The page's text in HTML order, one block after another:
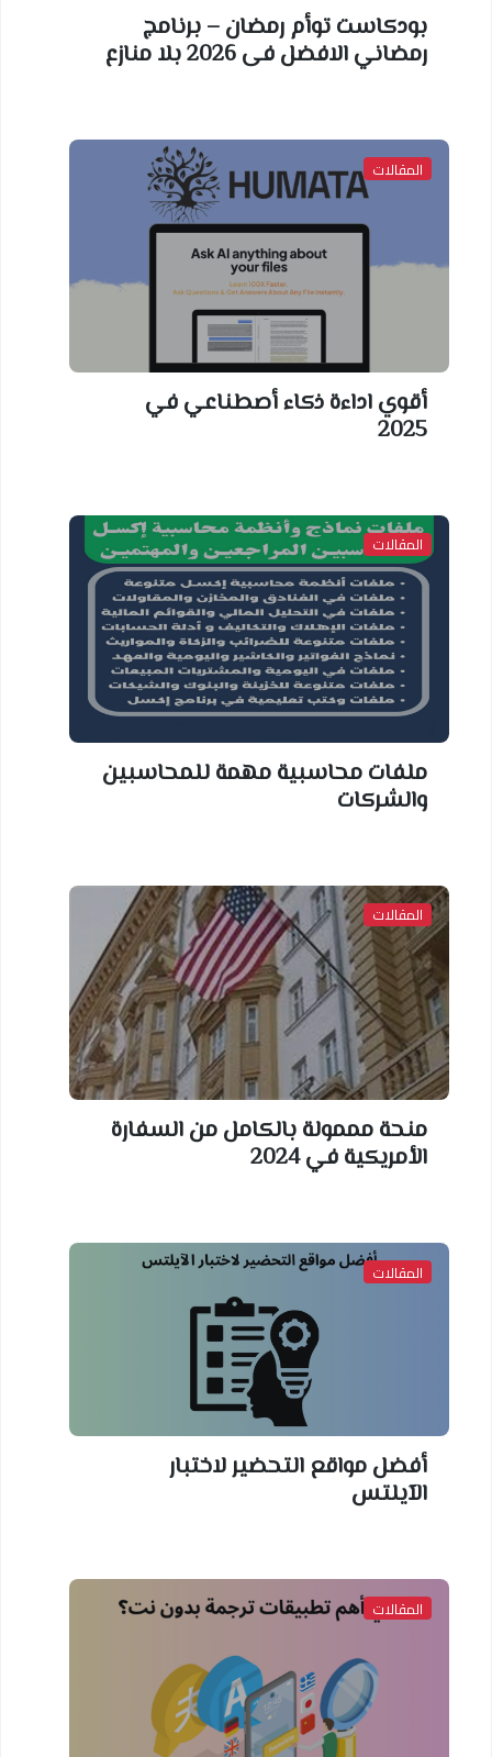
بودكاست توأم رمضان – برنامج
رمضاني الافضل فى 2026 بلا منازع
المقالات
أقوي اداءة ذكاء أصطناعي في
2025
المقالات
ملفات محاسبية مهمة للمحاسبين
والشركات
المقالات
منحة مممولة بالكامل من السفارة
الأمريكية في 2024
المقالات
أفضل مواقع التحضير لاختبار
الآيلتس
المقالات